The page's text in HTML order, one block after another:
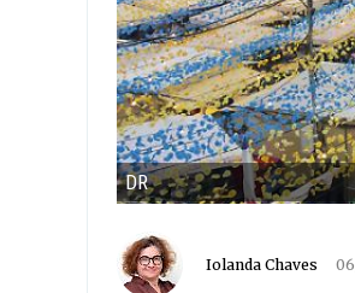
DR
Iolanda Chaves